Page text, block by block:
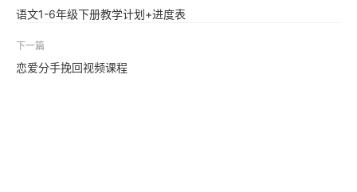
语文1-6年级下册教学计划+进度表
下一篇
恋爱分手挽回视频课程